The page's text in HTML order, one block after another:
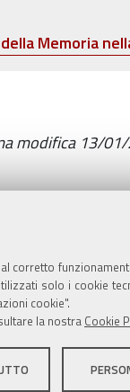
corretto
solo i cookie
cookie".
la nostra Cookie
Memoria
modifica 13/